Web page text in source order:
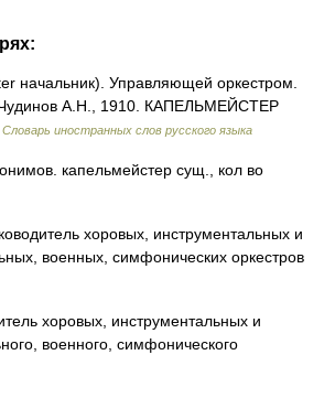
начальник). Управляющей оркестром.
Чудинов А.Н., 1910. КАПЕЛЬМЕЙСТЕР
Словарь иностранных слов русского языка
капельмейстер сущ., кол во
хоровых, инструментальных и
военных, симфонических оркестров
хоровых, инструментальных и
военного, симфонического